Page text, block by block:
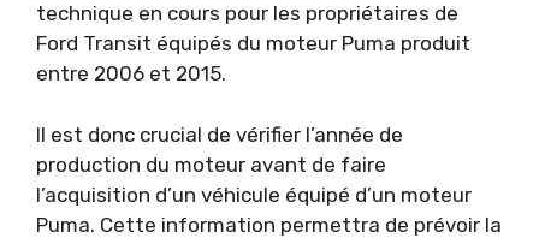
technique en cours pour les propriétaires de
Ford Transit équipés du moteur Puma produit
entre 2006 et 2015.
Il est donc crucial de vérifier l’année de
production du moteur avant de faire
l’acquisition d’un véhicule équipé d’un moteur
Puma. Cette information permettra de prévoir la